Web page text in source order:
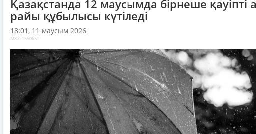
Қазақстанда 12 маусымда бірнеше қауіпті
райы құбылысы күтіледі
18:01, 11 маусым 2026
MKZ: 1550651